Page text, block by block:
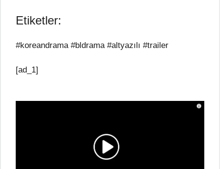
Etiketler:
#koreandrama #bldrama #altyazılı #trailer
[ad_1]